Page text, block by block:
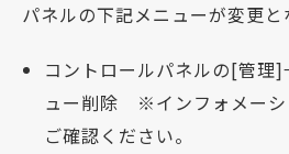
パネルの下記メニューが変更と
コントロールパネルの[管
ュー削除 ※インフォメーシ
ご確認ください。